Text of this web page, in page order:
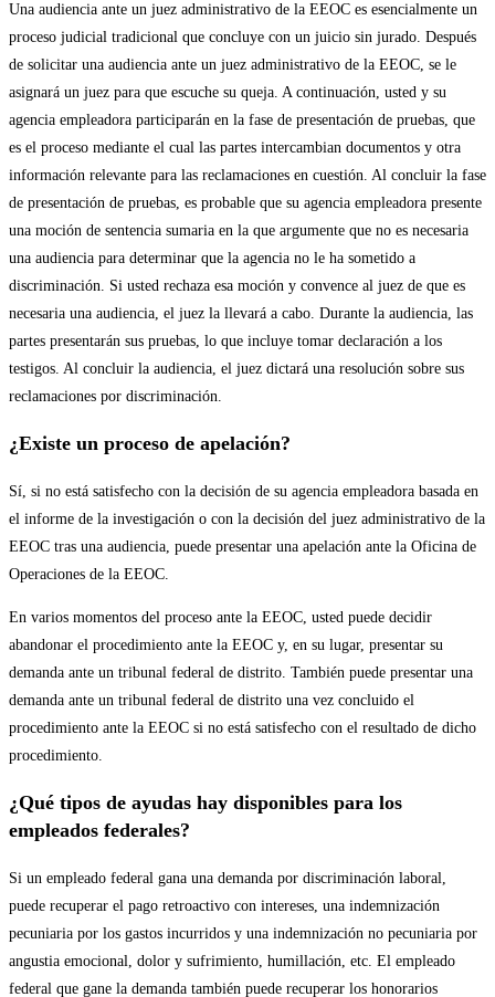
Una audiencia ante un juez administrativo de la EEOC es esencialmente un
proceso judicial tradicional que concluye con un juicio sin jurado. Después
de solicitar una audiencia ante un juez administrativo de la EEOC, se le
asignará un juez para que escuche su queja. A continuación, usted y su
agencia empleadora participarán en la fase de presentación de pruebas, que
es el proceso mediante el cual las partes intercambian documentos y otra
información relevante para las reclamaciones en cuestión. Al concluir la fase
de presentación de pruebas, es probable que su agencia empleadora presente
una moción de sentencia sumaria en la que argumente que no es necesaria
una audiencia para determinar que la agencia no le ha sometido a
discriminación. Si usted rechaza esa moción y convence al juez de que es
necesaria una audiencia, el juez la llevará a cabo. Durante la audiencia, las
partes presentarán sus pruebas, lo que incluye tomar declaración a los
testigos. Al concluir la audiencia, el juez dictará una resolución sobre sus
reclamaciones por discriminación.
¿Existe un proceso de apelación?
Sí, si no está satisfecho con la decisión de su agencia empleadora basada en
el informe de la investigación o con la decisión del juez administrativo de la
EEOC tras una audiencia, puede presentar una apelación ante la Oficina de
Operaciones de la EEOC.
En varios momentos del proceso ante la EEOC, usted puede decidir
abandonar el procedimiento ante la EEOC y, en su lugar, presentar su
demanda ante un tribunal federal de distrito. También puede presentar una
demanda ante un tribunal federal de distrito una vez concluido el
procedimiento ante la EEOC si no está satisfecho con el resultado de dicho
procedimiento.
¿Qué tipos de ayudas hay disponibles para los
empleados federales?
Si un empleado federal gana una demanda por discriminación laboral,
puede recuperar el pago retroactivo con intereses, una indemnización
pecuniaria por los gastos incurridos y una indemnización no pecuniaria por
angustia emocional, dolor y sufrimiento, humillación, etc. El empleado
federal que gane la demanda también puede recuperar los honorarios